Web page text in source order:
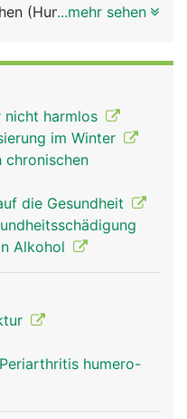
(Humerus), der von
der Bizeps auf der
der Hinterseite,
strecken.
...mehr sehen
nicht harmlos
im Winter
chronischen
die Gesundheit
Alkohol
humero-